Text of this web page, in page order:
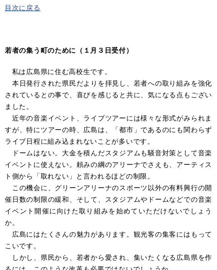
目次に戻る
​​若者の集う町のために（１月３日受付）
私は広島県に住む高校生です。
本日発行された県民だよりを拝見し、若者への取り組みを強化
されているとの事で、喜びを感じると共に、気になる点もござい
ました。
近年の音楽イベント、ライブツアーには様々な形式がみられま
すが、特にツアーの時、広島は、「都市」であるのにも関わらず
ライブ日程に組み込まれないことが多いです。
ドームはない。大金を積んだスタジアムも騒音対策として音楽
イベントに使えない。頼みの綱のアリーナでさえも、アーティス
ト側から「取れない」と言われるほどの制限。
この機会に、グリーンアリーナのスポーツ以外の有料興行の開
催日数の制限の緩和、そして、スタジアムやドームなどでの音楽
イベント開催に向けた取り組みを始めていただけないでしょう
か。
広島にはたくさんの魅力があります。観光客の集客にはもって
こいです。
しかし、県民から、若者から愛され、集いたくなる広島県を作